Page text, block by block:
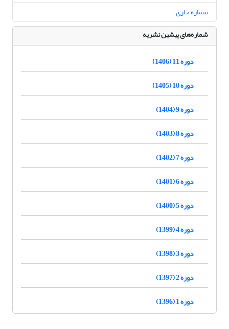
شماره جاری
شماره‌های پیشین نشریه
دوره 11 (1406)
دوره 10 (1405)
دوره 9 (1404)
دوره 8 (1403)
دوره 7 (1402)
دوره 6 (1401)
دوره 5 (1400)
دوره 4 (1399)
دوره 3 (1398)
دوره 2 (1397)
دوره 1 (1396)